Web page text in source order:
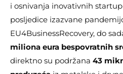
i osnivanja inovativnih
posljedice izazvane
EU4BusinessRecovery, do
miliona eura bespovratnih
direktno su podržana 43